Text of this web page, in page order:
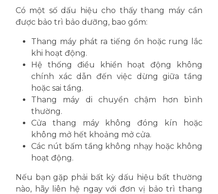
Có một số dấu hiệu cho thấy thang máy cần
được bảo trì bảo dưỡng, bao gồm:
Thang máy phát ra tiếng ồn hoặc rung lắc
khi hoạt động.
Hệ thống điều khiển hoạt động không
chính xác dẫn đến việc dừng giữa tầng
hoặc sai tầng.
Thang máy di chuyển chậm hơn bình
thường.
Cửa thang máy không đóng kín hoặc
không mở hết khoảng mở cửa.
Các nút bấm tầng không nhạy hoặc không
hoạt động.
Nếu bạn gặp phải bất kỳ dấu hiệu bất thường
nào, hãy liên hệ ngay với đơn vị bảo trì thang